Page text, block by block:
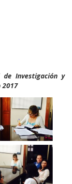
de Investigación y
2017